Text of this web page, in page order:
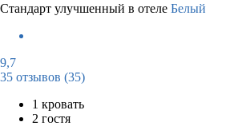
Стандарт улучшенный в отеле Белый
9,7
35 отзывов (35)
1 кровать
2 гостя